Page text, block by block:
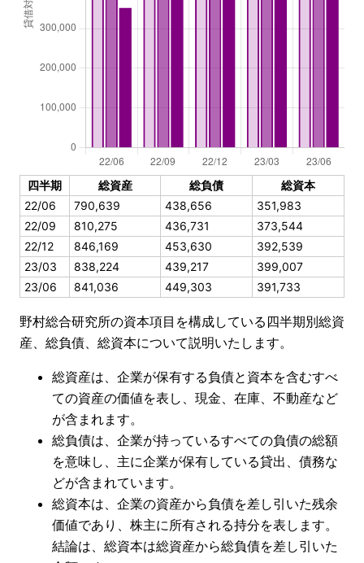
四半期 総資産 総負債
総資本
22/06
790,639 438,656
351,983
22/09
810,275 436,731
373,544
22/12
846,169 453,630
392,539
23/03
838,224 439,217
399,007
23/06
841,036 449,303 391,733
野村総合研究所の資本項目を構成している四半期別総資
産、総負債、総資本について説明いたします。
総資産は、企業が保有する負債と資本を含むすべ
ての資産の価値を表し、現金、在庫、不動産など
が含まれます。
総負債は、企業が持っているすべての負債の総額
を意味し、主に企業が保有している貸出、債務な
どが含まれています。
総資本は、企業の資産から負債を差し引いた残余
価値であり、株主に所有される持分を表します。
結論は、総資本は総資産から総負債を差し引いた